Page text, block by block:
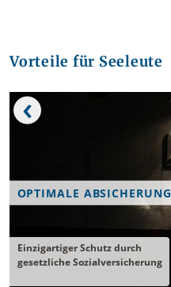
Vorteile für Seeleute
‹
OPTIMALE ABSICHERUNG
Einzigartiger Schutz durch
gesetzliche Sozialversicherung